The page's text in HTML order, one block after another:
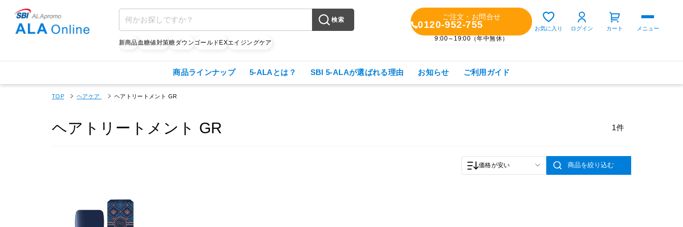
検索
新商品血糖値対策糖ダウンゴールドEXエイジングケア
ご注文・お問合せ
0120-952-755
9:00～19:00（年中無休）
お気に入り ログイン カート メニュー
商品ラインナップ 5-ALAとは？ SBI 5-ALAが選ばれる理由 お知らせ ご利用ガイド
ゲスト 様
お気に入り お知らせ
TOP ヘアケア ヘアトリートメント GR
ヘアトリートメント GR 1件
価格が安い 商品を絞り込む